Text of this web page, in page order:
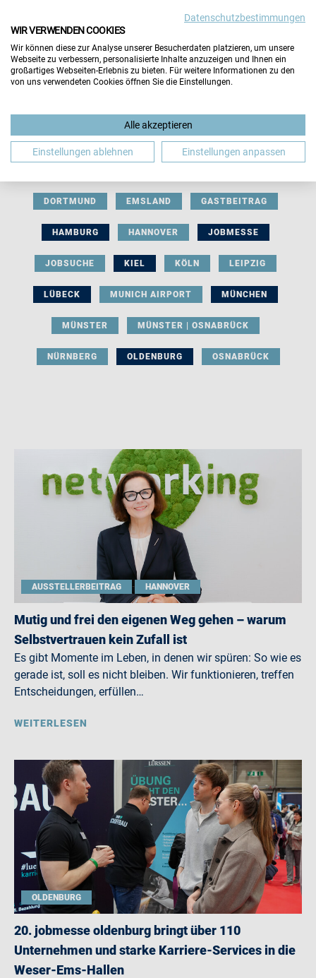
BERUFLICHE ORIENTIERUNG BEWERBUNG
DORTMUND EMSLAND GASTBEITRAG
HAMBURG HANNOVER JOBMESSE
JOBSUCHE KIEL KÖLN LEIPZIG
LÜBECK MUNICH AIRPORT MÜNCHEN
MÜNSTER MÜNSTER | OSNABRÜCK
NÜRNBERG OLDENBURG OSNABRÜCK
AUSSTELLERBEITRAG HANNOVER
Mutig und frei den eigenen Weg gehen – warum
Selbstvertrauen kein Zufall ist
Es gibt Momente im Leben, in denen wir spüren: So wie es
gerade ist, soll es nicht bleiben. Wir funktionieren, treffen
Entscheidungen, erfüllen…
WEITERLESEN
OLDENBURG
20. jobmesse oldenburg bringt über 110
Unternehmen und starke Karriere-Services in die
Weser-Ems-Hallen
Datenschutzbestimmungen
WIR VERWENDEN COOKIES
Wir können diese zur Analyse unserer Besucherdaten platzieren, um unsere
Webseite zu verbessern, personalisierte Inhalte anzuzeigen und Ihnen ein
großartiges Webseiten-Erlebnis zu bieten. Für weitere Informationen zu den
von uns verwendeten Cookies öffnen Sie die Einstellungen.
Alle akzeptieren
Einstellungen ablehnen Einstellungen anpassen